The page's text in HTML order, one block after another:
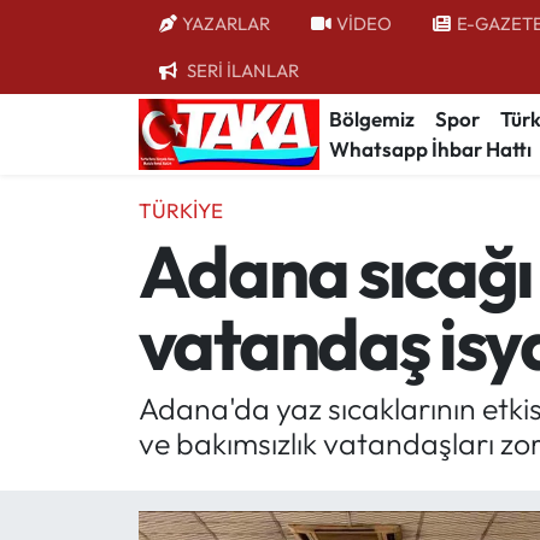
YAZARLAR VİDEO E-
SERİ İLANLAR
Bölgemiz Spor
Whatsapp İhbar Hattı
TÜRKIYE
Adana
vatandaş
Adana'da yaz sıcaklarının
ve bakımsızlık vatandaşları
Bölgemiz
Kültür/Sanat
Politika
Politik Kulis
Magazin
Trabzon Nöbetçi Eczaneler
Trabzon Hava Durumu
Trabzon Trafik Yoğunluk Haritası
Süper Lig Puan Durumu ve Fikstür
Tüm Manşetler
Son Dakika Haberleri
Haber Arşivi